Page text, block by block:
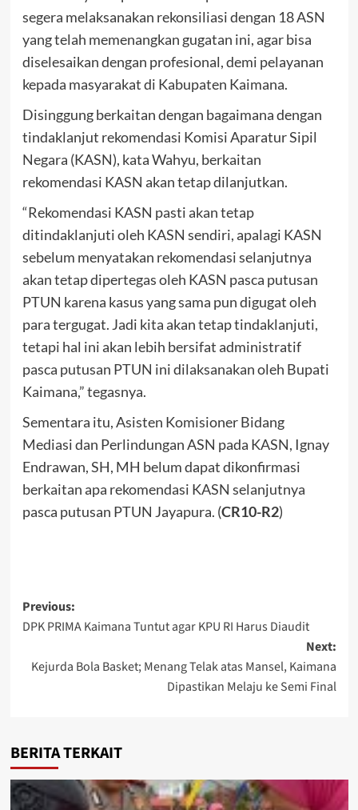
segera melaksanakan rekonsiliasi dengan 18 ASN
yang telah memenangkan gugatan ini, agar bisa
diselesaikan dengan profesional, demi pelayanan
kepada masyarakat di Kabupaten Kaimana.
Disinggung berkaitan dengan bagaimana dengan
tindaklanjut rekomendasi Komisi Aparatur Sipil
Negara (KASN), kata Wahyu, berkaitan
rekomendasi KASN akan tetap dilanjutkan.
“Rekomendasi KASN pasti akan tetap
ditindaklanjuti oleh KASN sendiri, apalagi KASN
sebelum menyatakan rekomendasi selanjutnya
akan tetap dipertegas oleh KASN pasca putusan
PTUN karena kasus yang sama pun digugat oleh
para tergugat. Jadi kita akan tetap tindaklanjuti,
tetapi hal ini akan lebih bersifat administratif
pasca putusan PTUN ini dilaksanakan oleh Bupati
Kaimana,” tegasnya.
Sementara itu, Asisten Komisioner Bidang
Mediasi dan Perlindungan ASN pada KASN, Ignay
Endrawan, SH, MH belum dapat dikonfirmasi
berkaitan apa rekomendasi KASN selanjutnya
pasca putusan PTUN Jayapura. (CR10-R2)
Post
navigation
Previous:
DPK PRIMA Kaimana Tuntut agar KPU RI Harus Diaudit
Next:
Kejurda Bola Basket; Menang Telak atas Mansel, Kaimana
Dipastikan Melaju ke Semi Final
BERITA TERKAIT